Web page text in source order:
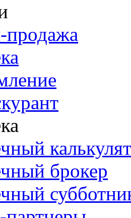
продажа
брокер